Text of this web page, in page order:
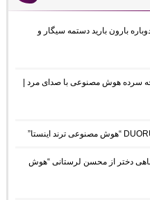
بارون بارید دستمه سیگار و
چه سرده هوش مصنوعی با صدای مرد |
ماهی دختر از محسن لرستانی “هوش